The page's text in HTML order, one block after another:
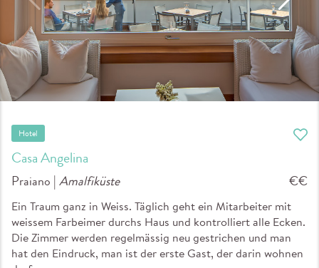
Casa Angelina
Hotel
Praiano |Amalfiküste €€
Ein Traum ganz in Weiss. Täglich geht ein Mitarbeiter mit
weissem Farbeimer durchs Haus und kontrolliert alle Ecken.
Die Zimmer werden regelmässig neu gestrichen und man
hat den Eindruck, man ist der erste Gast, der darin wohnen